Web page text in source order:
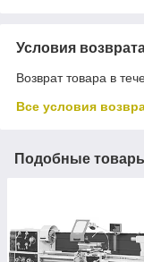
Условия
Возврат товара в
Все условия
Подобные